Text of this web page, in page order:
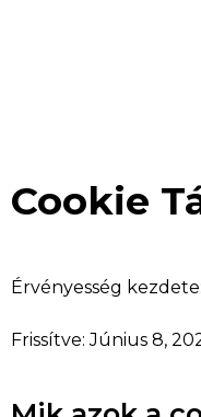
Cookie
Érvényesség
Frissítve: Június 8,